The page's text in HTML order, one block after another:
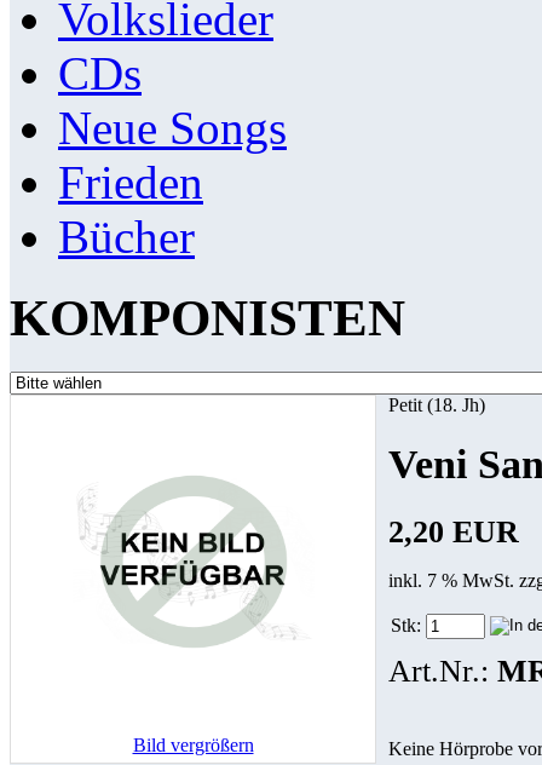
Volkslieder
CDs
Neue Songs
Frieden
Bücher
KOMPONISTEN
Bild vergrößern
Petit (18. Jh)
Veni
2,20 EUR
inkl. 7 % MwSt.
Stk:
Art.Nr.:
Keine Hörprobe